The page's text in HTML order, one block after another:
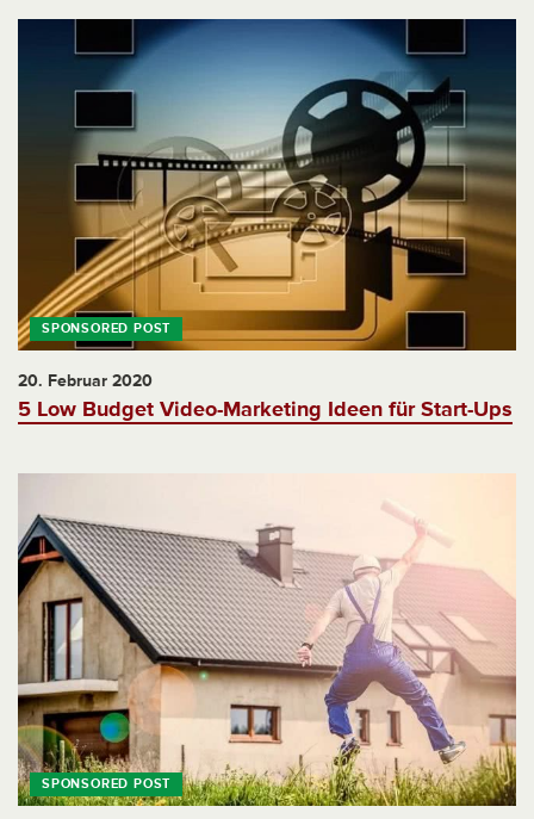
20. Februar 2020
5 Low Budget Video-Marketing Ideen für Start-Ups